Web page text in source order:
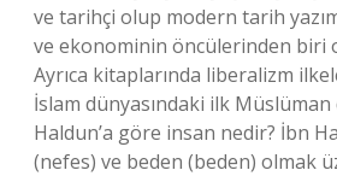
ve tarihçi olup modern tarih
ve ekonominin öncülerinden biri
Ayrıca kitaplarında liberalizm
İslam dünyasındaki ilk
Haldun’a göre insan nedir? İbn
(nefes) ve beden (beden) olmak